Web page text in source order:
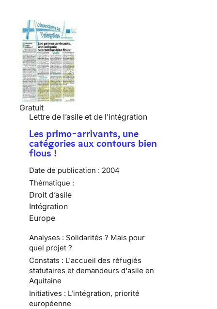
Gratuit
Lettre de l’asile et de l’intégration
Les primo-arrivants, une
catégories aux contours bien
flous !
Date de publication : 2004
Thématique :
Droit d’asile
Intégration
Europe
Analyses : Solidarités ? Mais pour
quel projet ?
Constats : L'accueil des réfugiés
statutaires et demandeurs d'asile en
Aquitaine
Initiatives : L’intégration, priorité
européenne